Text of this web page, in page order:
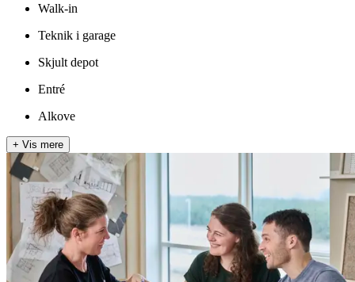
Walk-in
Teknik i garage
Skjult depot
Entré
Alkove
+ Vis mere